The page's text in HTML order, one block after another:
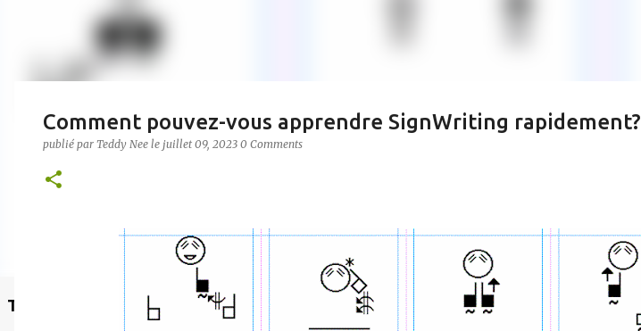
Trouvez un enseignant
Comment pouvez-vous apprendre SignWriting rapidement?
publié par Teddy Nee le juillet 09, 2023 0 Comments